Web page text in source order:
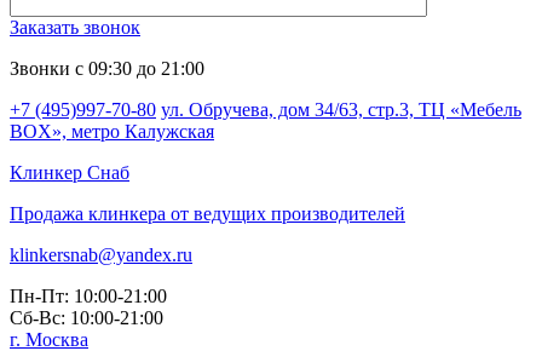
Заказать звонок
Звонки с 09:30 до 21:00
+7 (495)997-70-80 ул. Обручева, дом 34/63, стр.3, ТЦ «Мебель
BOX», метро Калужская
Клинкер Снаб
Продажа клинкера от ведущих производителей
klinkersnab@yandex.ru
Пн-Пт: 10:00-21:00
Сб-Вс: 10:00-21:00
г. Москва